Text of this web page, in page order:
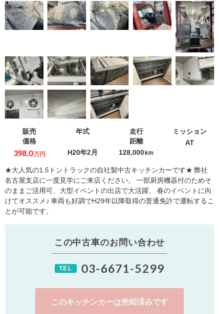
販売
価格
398.0万円
年式
H20年2月
走行
距離
128,000 km
ミッション
AT
★大人気の1.5トントラックの自社製中古キッチンカーです★ 弊社
名古屋支店に一度見学にご来店ください。 一部厨房機器付のためそ
のままご活用可、大型イベントの出店で大活躍、 春のイベントに向
けてオススメ♪ 車両も好調でH29年以降取得の普通免許で運転するこ
とが可能です。
この中古車のお問い合わせ
TEL 03-6671-5299
このキッチンカーは売却済みです